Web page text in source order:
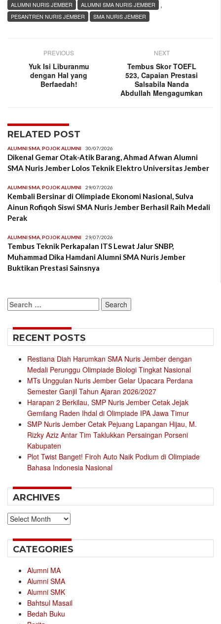
,
ALUMNI NURIS JEMBER
ALUMNI SMA NURIS JEMBER
PESANTREN NURIS JEMBER
SMA NURIS JEMBER
PREVIOUS
Yuk Isi Liburanmu
dengan Hal yang
Berfaedah!
NEXT
Tembus Skor TOEFL
523, Capaian Prestasi
Salsabila Nanda
Abdullah Mengagumkan
RELATED POST
ALUMNI SMA POJOK ALUMNI 30/07/2026
Dikenal Gemar Otak-Atik Barang, Ahmad Afwan Alumni
SMA Nuris Jember Lolos Teknik Elektro Universitas Jember
ALUMNI SMA POJOK ALUMNI 29/07/2026
Kembali Bersinar di Olimpiade Ekonomi Nasional, Sulva
Ainun Rofiqoh Siswi SMA Nuris Jember Berhasil Raih Medali
Perak
ALUMNI SMA POJOK ALUMNI 29/07/2026
Tembus Teknik Perkapalan ITS Lewat Jalur SNBP,
Muhammad Dika Hamdani Alumni SMA Nuris Jember
Buktikan Prestasi Sainsnya
Search
for:
RECENT POSTS
Restiana Diah Harumkan SMA Nuris Jember dengan
Medali Perunggu Olimpiade Biologi Tingkat Nasional
MTs Unggulan Nuris Jember Gelar Upacara Perdana
Semester Ganjil Tahun Ajaran 2026/2027
Harapan 2 Berkilau, SMP Nuris Jember Cetak Jejak
Gemilang Raden Ihdal di Olimpiade IPA Jawa Timur
SMP Nuris Jember Cetak Pejuang Lapangan Hijau, M.
Rizky Aziz Antar Tim Taklukkan Persaingan Porseni
Kabupaten
Plot Twist Banget! Firoh Auto Naik Podium di Olimpiade
Bahasa Indonesia Nasional
ARCHIVES
Archives
CATEGORIES
Alumni MA
Alumni SMA
Alumni SMK
Bahtsul Masail
Bedah Buku